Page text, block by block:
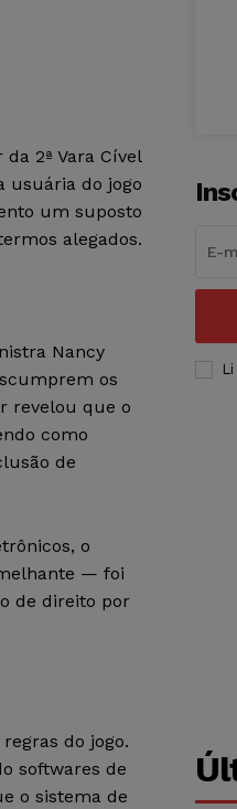
2ª Vara Cível
usuária do jogo
um suposto
alegados.
Nancy
os
revelou que o
como
de
o
— foi
de direito por
do jogo.
softwares de
o sistema de